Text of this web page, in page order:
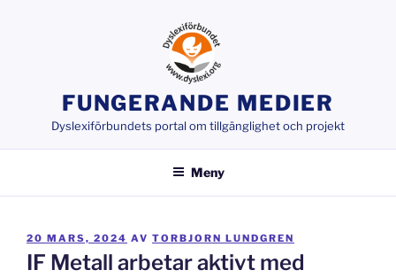
FUNGERANDE MEDIER
Dyslexiförbundets portal om tillgänglighet och projekt
Meny
PUBLICERAT
20 MARS, 2024 AV TORBJORN LUNDGREN
IF Metall arbetar aktivt med